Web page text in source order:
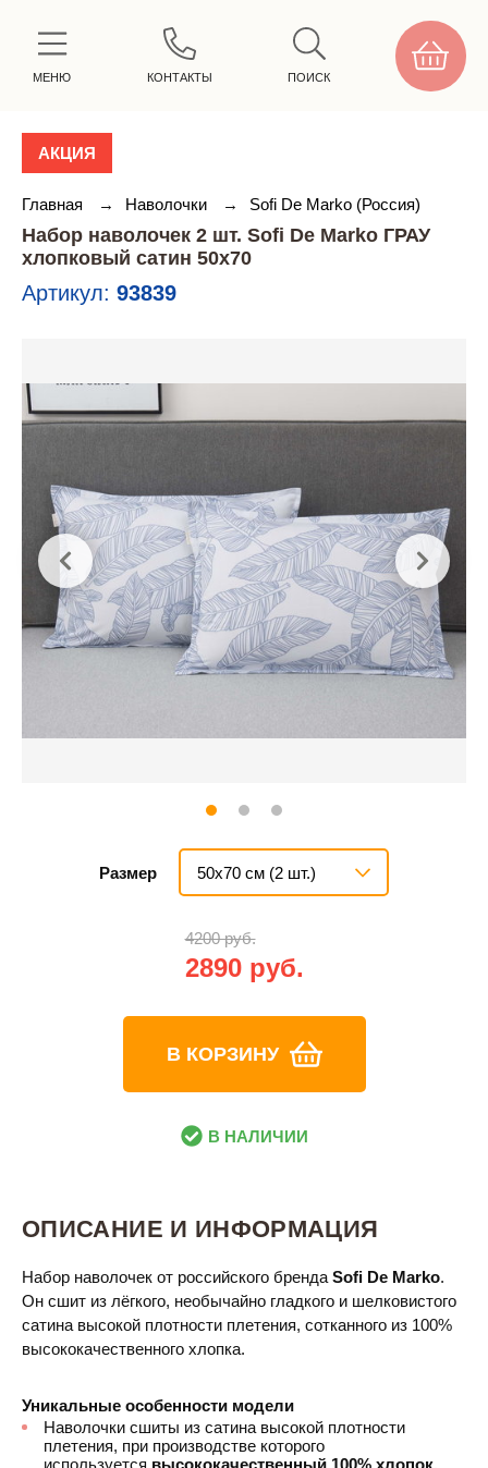
МЕНЮ КОНТАКТЫ ПОИСК
АКЦИЯ
Главная → Наволочки → Sofi De Marko (Россия)
Набор наволочек 2 шт. Sofi De Marko ГРАУ
хлопковый сатин 50х70
Артикул: 93839
Размер 50х70 см (2 шт.)
4200 руб.
2890 руб.
В КОРЗИНУ
В НАЛИЧИИ
ОПИСАНИЕ И ИНФОРМАЦИЯ
Набор наволочек от российского бренда Sofi De Marko.
Он сшит из лёгкого, необычайно гладкого и шелковистого
сатина высокой плотности плетения, сотканного из 100%
высококачественного хлопка.
Уникальные особенности модели
Наволочки сшиты из сатина высокой плотности
плетения, при производстве которого
используется высококачественный 100% хлопок.